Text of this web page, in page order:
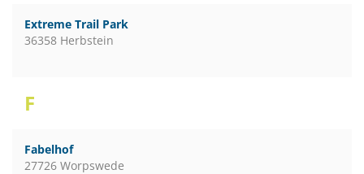
Extreme Trail Park
36358 Herbstein
F
Fabelhof
27726 Worpswede